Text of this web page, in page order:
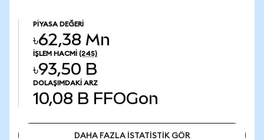
PIYASA DEĞERI
৳62,38 Mn
İŞLEM HACMI (24S)
৳93,50 B
DOLAŞIMDAKI ARZ
10,08 B FFOGon
DAHA FAZLA İSTATİSTİK GÖR